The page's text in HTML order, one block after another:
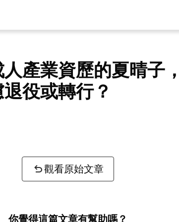
產業資歷的夏晴子
役或轉行？
觀看原始文章
你覺得這篇文章有幫助嗎？